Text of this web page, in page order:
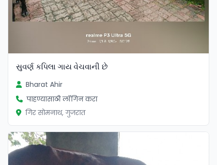
સુવર્ણ કપિલા ગાય વેચવાની છે
Bharat Ahir
पाहण्यासाठी लॉगिन करा
गिर सोमनाथ, गुजरात